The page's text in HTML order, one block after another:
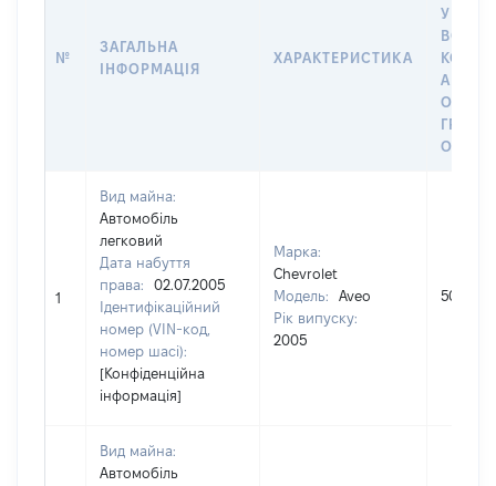
№
ЗАГАЛЬНА
ІНФОРМАЦІЯ
ХАРАКТЕРИСТИКА
У
АБО
1
Вид майна:
Автомобіль
легковий
Дата набуття
права:
02.07.2005
Ідентифікаційний
номер (VIN-код,
номер шасі):
[Конфіденційна
інформація]
Марка:
Chevrolet
Модель:
Aveo
Рік випуску:
2005
50000
Вид майна:
Автомобіль